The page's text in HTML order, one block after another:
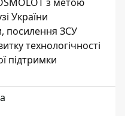
України
посилення ЗСУ
технологічності
підтримки